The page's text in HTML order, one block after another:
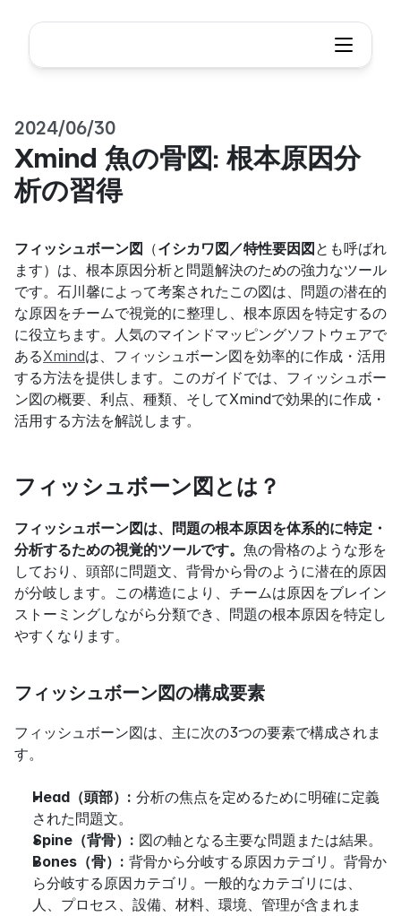
2024/06/30
Xmind 魚の骨図: 根本原因分
析の習得
フィッシュボーン図 （イシカワ図／特性要因図 とも呼ばれ
ます）は、根本原因分析と問題解決のための強力なツール
です。石川馨によって考案されたこの図は、問題の潜在的
な原因をチームで視覚的に整理し、根本原因を特定するの
に役立ちます。人気のマインドマッピングソフトウェアで
あるXmindは、フィッシュボーン図を効率的に作成・活用
する方法を提供します。このガイドでは、フィッシュボー
ン図の概要、利点、種類、そしてXmindで効果的に作成・
活用する方法を解説します。
フィッシュボーン図とは？
フィッシュボーン図は、問題の根本原因を体系的に特定・
分析するための視覚的ツールです。 魚の骨格のような形を
しており、頭部に問題文、背骨から骨のように潜在的原因
が分岐します。この構造により、チームは原因をブレイン
ストーミングしながら分類でき、問題の根本原因を特定し
やすくなります。
フィッシュボーン図の構成要素
フィッシュボーン図は、主に次の3つの要素で構成されま
す。
Head（頭部）: 分析の焦点を定めるために明確に定義
された問題文。
Spine（背骨）: 図の軸となる主要な問題または結果。
Bones（骨）: 背骨から分岐する原因カテゴリ。背骨か
ら分岐する原因カテゴリ。一般的なカテゴリには、
人、プロセス、設備、材料、環境、管理が含まれま